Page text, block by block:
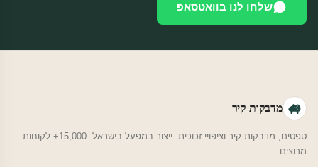
שלחו לנו בוואטסאפ
מדבקות קיר
טפטים, מדבקות קיר וציפויי זכוכית. ייצור במפעל בישראל. 15,000+ לקוחות
מרוצים.